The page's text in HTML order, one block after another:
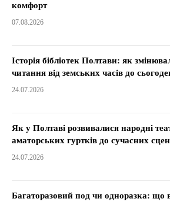
комфорт
07.08.2026
Історія бібліотек Полтави: як
читання від земських часів до
24.07.2026
Як у Полтаві розвивалися народні
аматорських гуртків до сучасних сцен
24.07.2026
Багаторазовий под чи одноразка: що